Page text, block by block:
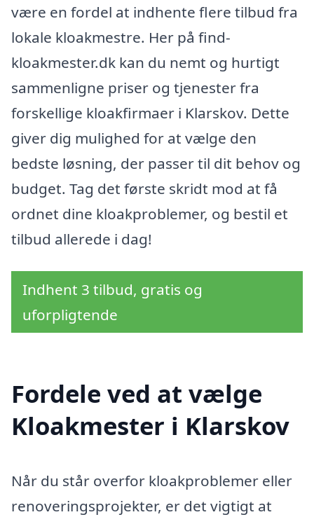
være en fordel at indhente flere tilbud fra
lokale kloakmestre. Her på find-
kloakmester.dk kan du nemt og hurtigt
sammenligne priser og tjenester fra
forskellige kloakfirmaer i Klarskov. Dette
giver dig mulighed for at vælge den
bedste løsning, der passer til dit behov og
budget. Tag det første skridt mod at få
ordnet dine kloakproblemer, og bestil et
tilbud allerede i dag!
Indhent 3 tilbud, gratis og
uforpligtende
Fordele ved at vælge
Kloakmester i Klarskov
Når du står overfor kloakproblemer eller
renoveringsprojekter, er det vigtigt at